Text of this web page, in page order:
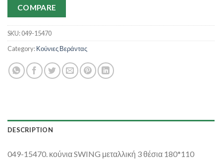
COMPARE
SKU:049-15470
Category:Κούνιες Βεράντας
DESCRIPTION
049-15470. κούνια SWING μεταλλική 3 θέσια 180*110